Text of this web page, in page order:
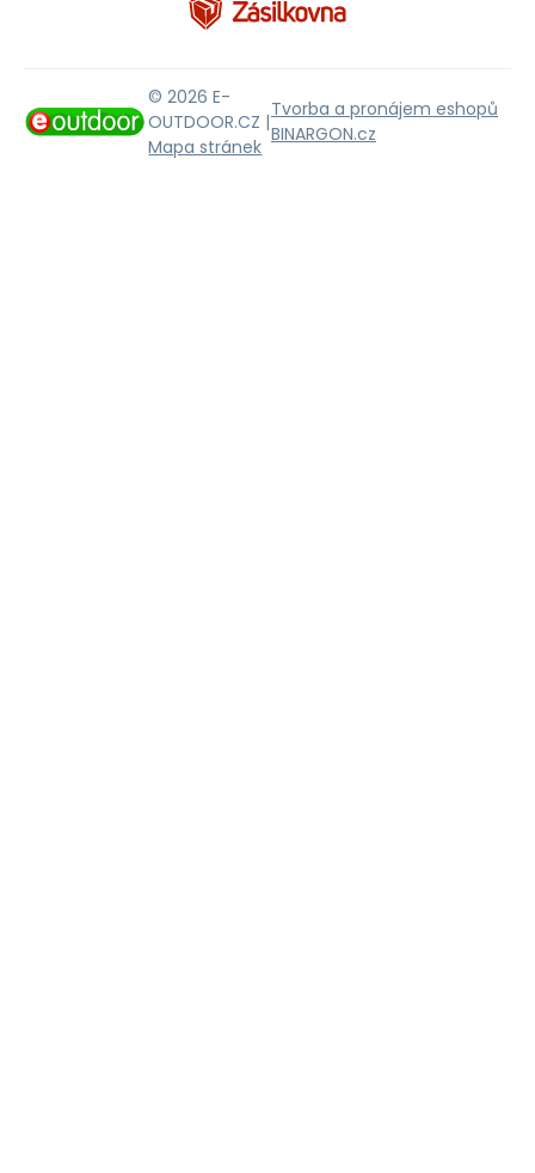
© 2026 E-
OUTDOOR.CZ |
Mapa stránek
Tvorba a pronájem eshopů
BINARGON.cz